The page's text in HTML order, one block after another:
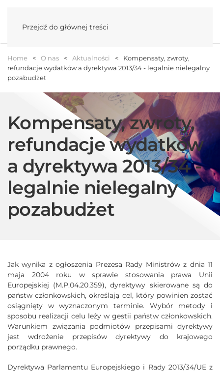
Przejdź do głównej treści
Home O nas Aktualności
Kompensaty, zwroty,
refundacje wydatków a dyrektywa 2013/34 - legalnie nielegalny
pozabudżet
Kompensaty, zwroty,
refundacje wydatków
a dyrektywa 2013/34 -
legalnie nielegalny
pozabudżet
Jak wynika z ogłoszenia Prezesa Rady Ministrów z dnia 11
maja 2004 roku w sprawie stosowania prawa Unii
Europejskiej (M.P.04.20.359), dyrektywy skierowane są do
państw członkowskich, określają cel, który powinien zostać
osiągnięty w wyznaczonym terminie. Wybór metody i
sposobu realizacji celu leży w gestii państw członkowskich.
Warunkiem związania podmiotów przepisami dyrektywy
jest wdrożenie przepisów dyrektywy do krajowego
porządku prawnego.
Dyrektywa Parlamentu Europejskiego i Rady 2013/34/UE z